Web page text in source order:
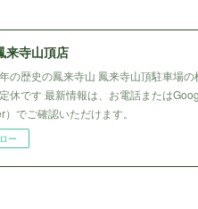
来寺山頂店
の歴史の鳳来寺山 鳳来寺山頂駐車場
休です 最新情報は、お電話または
）でご確認いただけます。
ー